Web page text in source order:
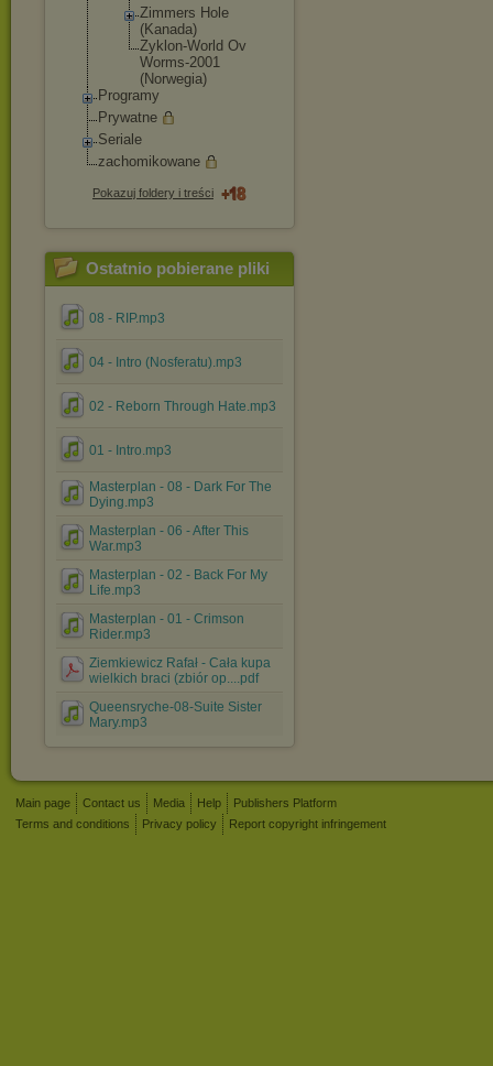
Zimmers Hole
(Kanada)
Zyklon-Worl d Ov
Worms-2001
(Norwegia)
Programy
Prywatne
Seriale
zachomikowane
Pokazuj foldery i treści
Ostatnio pobierane pliki
08 - RIP.mp3
04 - Intro (Nosferatu).mp3
02 - Reborn Through Hate.mp3
01 - Intro.mp3
Masterplan - 08 - Dark For The
Dying.mp3
Masterplan - 06 - After This
War.mp3
Masterplan - 02 - Back For My
Life.mp3
Masterplan - 01 - Crimson
Rider.mp3
Ziemkiewicz Rafał - Cała kupa
wielkich braci (zbiór op....pdf
Queensryche-08-Suite Sister
Mary.mp3
Main page Contact us Media Help
Publishers Platform
Terms and conditions
Privacy policy Report copyright infringement